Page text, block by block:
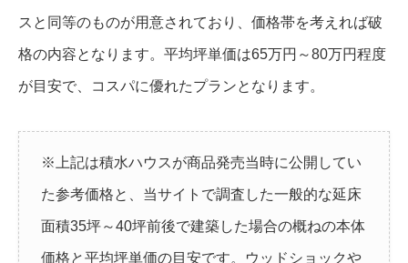
スと同等のものが用意されており、価格帯を考えれば破
格の内容となります。平均坪単価は65万円～80万円程度
が目安で、コスパに優れたプランとなります。
※上記は積水ハウスが商品発売当時に公開してい
た参考価格と、当サイトで調査した一般的な延床
面積35坪～40坪前後で建築した場合の概ねの本体
価格と平均坪単価の目安です。ウッドショックや